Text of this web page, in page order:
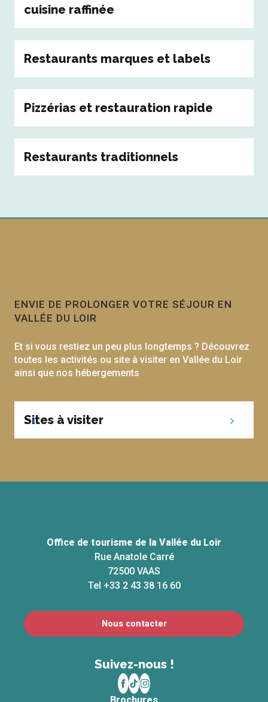
cuisine raffinée
Restaurants marques et labels
Pizzérias et restauration rapide
Restaurants traditionnels
ENVIE DE PROLONGER VOTRE SÉJOUR EN
VALLÉE DU LOIR
Et si vous restiez un peu plus longtemps ? Découvrez
toutes les activités ou site à visiter en Vallée du Loir
ainsi que nos hébergements
Sites à visiter
Office de tourisme de la Vallée du Loir
Rue Anatole Carré
72500 VAAS
Tel +33 2 43 38 16 60
Nous contacter
Suivez-nous !